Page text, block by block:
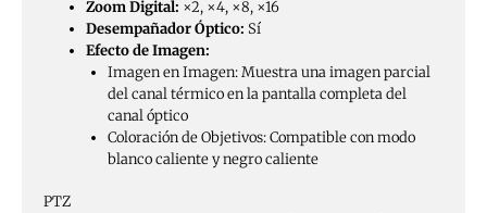
Zoom Digital: ×2, ×4, ×8, ×16
Desempañador Óptico: Sí
Efecto de Imagen:
Imagen en Imagen: Muestra una imagen parcial
del canal térmico en la pantalla completa del
canal óptico
Coloración de Objetivos: Compatible con modo
blanco caliente y negro caliente
PTZ